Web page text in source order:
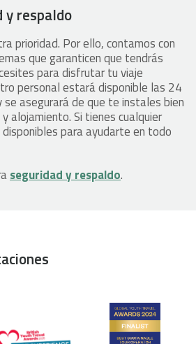
y respaldo
prioridad. Por ello, contamos con
que garanticen que tendrás
para disfrutar tu viaje
personal estará disponible las 24
asegurará de que te instales bien
alojamiento. Si tienes cualquier
para ayudarte en todo
seguridad y respaldo.